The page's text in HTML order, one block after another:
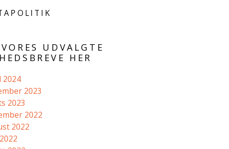
UDVALGTE
HER
2024
2023
2023
2022
2022